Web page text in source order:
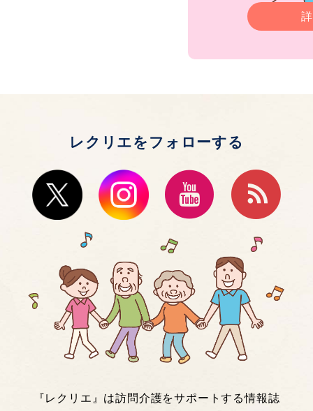
レクリエをフォローする
『レクリエ』は訪問介護をサポートする情報誌